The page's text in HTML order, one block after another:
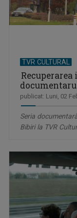
TVR CULTURAL
publicat: Luni, 02
Seria
Bibiri la TVR